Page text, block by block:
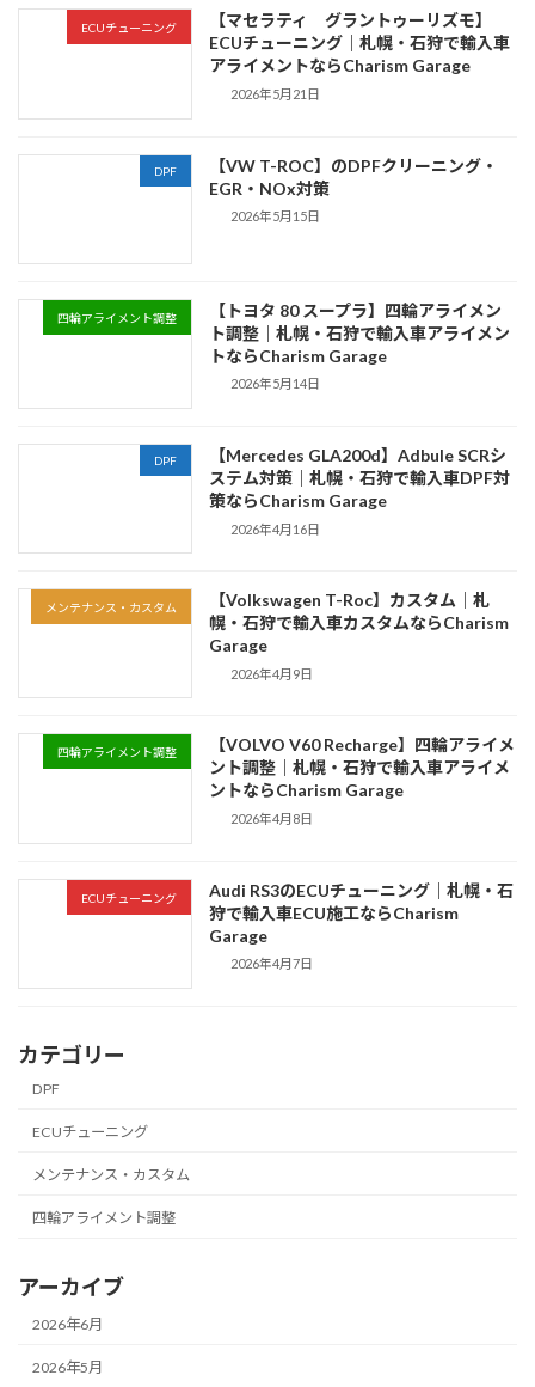
ECUチューニング
【マセラティ グラントゥーリズモ】
ECUチューニング｜札幌・石狩で輸入車
アライメントならCharism Garage
2026年5月21日
DPF
【VW T-ROC】のDPFクリーニング・
EGR・NOx対策
2026年5月15日
四輪アライメント調整
【トヨタ 80 スープラ】四輪アライメン
ト調整｜札幌・石狩で輸入車アライメン
トならCharism Garage
2026年5月14日
DPF
【Mercedes GLA200d】Adbule SCRシ
ステム対策｜札幌・石狩で輸入車DPF対
策ならCharism Garage
2026年4月16日
メンテナンス・カスタム
【Volkswagen T-Roc】カスタム｜札
幌・石狩で輸入車カスタムならCharism
Garage
2026年4月9日
四輪アライメント調整
【VOLVO V60 Recharge】四輪アライメ
ント調整｜札幌・石狩で輸入車アライメ
ントならCharism Garage
2026年4月8日
ECUチューニング
Audi RS3のECUチューニング｜札幌・石
狩で輸入車ECU施工ならCharism
Garage
2026年4月7日
カテゴリー
DPF
ECUチューニング
メンテナンス・カスタム
四輪アライメント調整
アーカイブ
2026年6月
2026年5月